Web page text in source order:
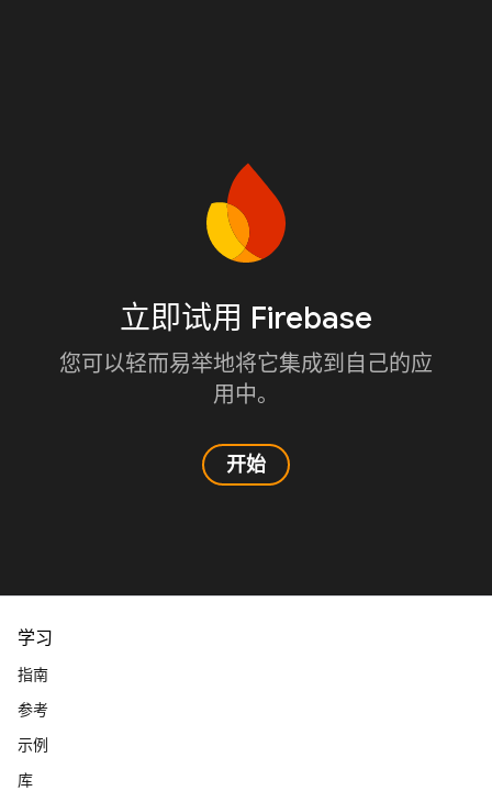
立即试用 Firebase
您可以轻而易举地将它集成到自己的应
用中。
开始
学习
指南
参考
示例
库